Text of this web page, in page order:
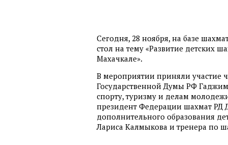
Сегодня, 28 ноября, на базе
стол на тему «Развитие детских
Махачкале».
В мероприятии приняли участие
Государственной Думы РФ
спорту, туризму и делам
президент Федерации шахмат РД
дополнительного образования
Лариса Калмыкова и тренера по